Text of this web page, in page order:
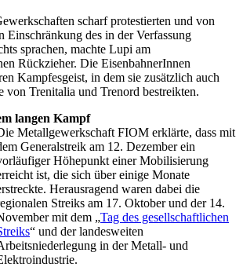
scharf protestierten und von
Einschränkung des in der Verfassung
sprachen, machte Lupi am
Rückzieher. Die EisenbahnerInnen
Kampfesgeist, in dem sie zusätzlich auch
von Trenitalia und Trenord bestreikten.
langen Kampf
Metallgewerkschaft FIOM erklärte, dass mit
Generalstreik am 12. Dezember ein
Höhepunkt einer Mobilisierung
ist, die sich über einige Monate
Herausragend waren dabei die
Streiks am 17. Oktober und der 14.
mit dem „Tag des gesellschaftlichen
“ und der landesweiten
in der Metall- und